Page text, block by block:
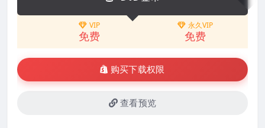
VIP
免费
永久VIP
免费
购买下载权限
查看预览